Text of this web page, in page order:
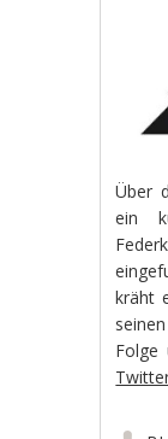
Über
ein
kräht
Folge